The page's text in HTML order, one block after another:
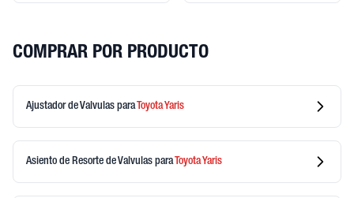
COMPRAR POR PRODUCTO
Ajustador de Valvulas paraToyotaYaris
Asiento de Resorte de Valvulas paraToyotaYaris